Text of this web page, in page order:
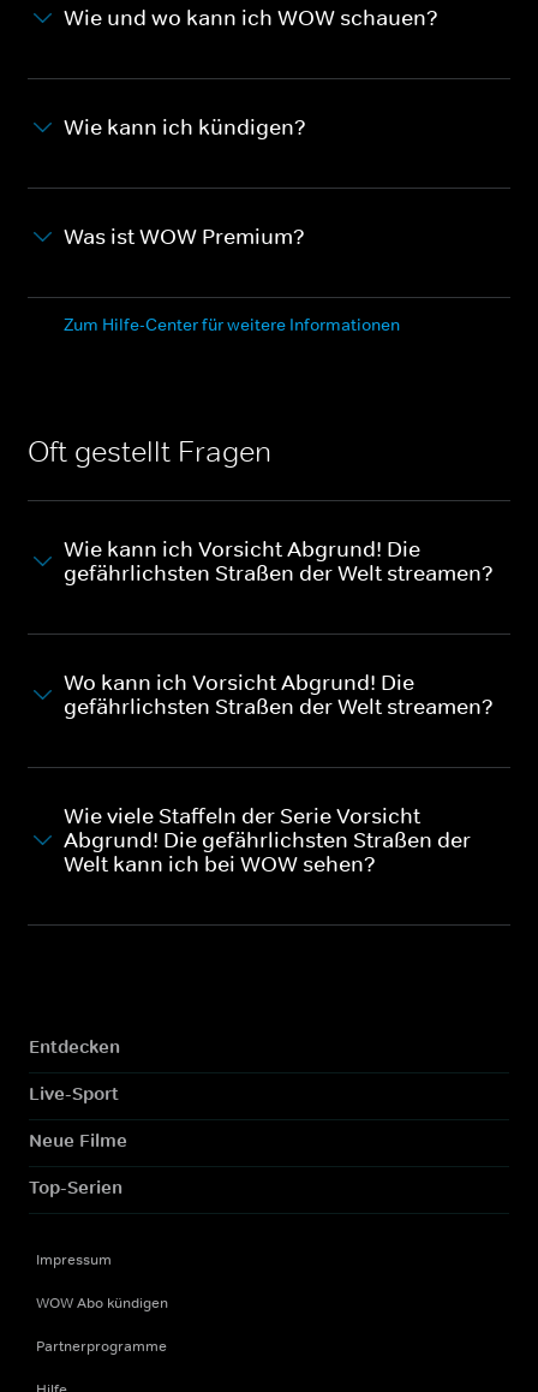
Wie und wo kann ich WOW schauen?
Wie kann ich kündigen?
Was ist WOW Premium?
Zum Hilfe-Center für weitere Informationen
Oft gestellt Fragen
Wie kann ich Vorsicht Abgrund! Die
gefährlichsten Straßen der Welt streamen?
Wo kann ich Vorsicht Abgrund! Die
gefährlichsten Straßen der Welt streamen?
Wie viele Staffeln der Serie Vorsicht
Abgrund! Die gefährlichsten Straßen der
Welt kann ich bei WOW sehen?
Entdecken
Live-Sport
Neue Filme
Top-Serien
Impressum
WOW Abo kündigen
Partnerprogramme